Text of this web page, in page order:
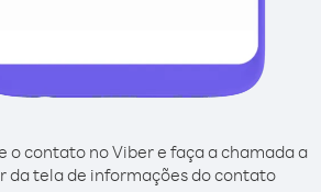
o contato no Viber e faça a chamada a
da tela de informações do contato